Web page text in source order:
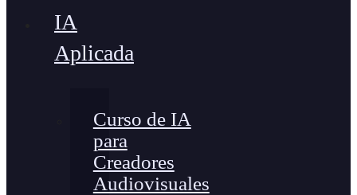
IA
Aplicada
Curso de IA
para
Creadores
Audiovisuales